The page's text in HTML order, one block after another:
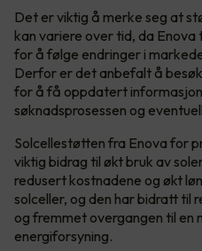
Det er viktig å merke seg at
kan variere over tid, da Enova
for å følge endringer i
Derfor er det anbefalt å
for å få oppdatert
søknadsprosessen og
Solcellestøtten fra Enova for
viktig bidrag til økt bruk av
redusert kostnadene og økt
solceller, og den har bidratt til
og fremmet overgangen til
energiforsyning.